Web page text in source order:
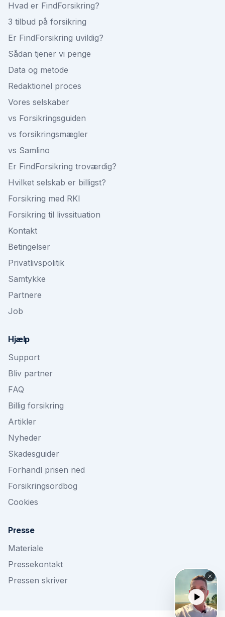
Hvad er FindForsikring?
3 tilbud på forsikring
Er FindForsikring uvildig?
Sådan tjener vi penge
Data og metode
Redaktionel proces
Vores selskaber
vs Forsikringsguiden
vs forsikringsmægler
vs Samlino
Er FindForsikring troværdig?
Hvilket selskab er billigst?
Forsikring med RKI
Forsikring til livssituation
Kontakt
Betingelser
Privatlivspolitik
Samtykke
Partnere
Job
Hjælp
Support
Bliv partner
FAQ
Billig forsikring
Artikler
Nyheder
Skadesguider
Forhandl prisen ned
Forsikringsordbog
Cookies
Presse
Materiale
Pressekontakt
Pressen skriver